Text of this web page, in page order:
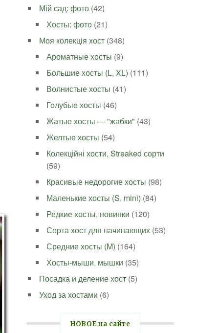
Мій сад: фото (42)
Хосты: фото (21)
Моя колекція хост (348)
Ароматные хосты (9)
Большие хосты (L, XL) (111)
Волнистые хосты (41)
Голубые хосты (46)
Жатые хосты — "жабки" (43)
Желтые хосты (54)
Колекційні хости, Streaked сорти
(59)
Красивые недорогие хосты (98)
Маленькие хосты (S, mini) (84)
Редкие хосты, новинки (120)
Сорта хост для начинающих (53)
Средние хосты (M) (164)
Хосты-мыши, мышки (35)
Посадка и деление хост (5)
Уход за хостами (6)
НОВОЕ на сайте